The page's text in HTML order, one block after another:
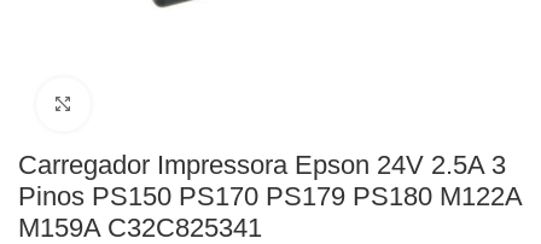
Carregador Impressora Epson 24V 2.5A 3
Pinos PS150 PS170 PS179 PS180 M122A
M159A C32C825341